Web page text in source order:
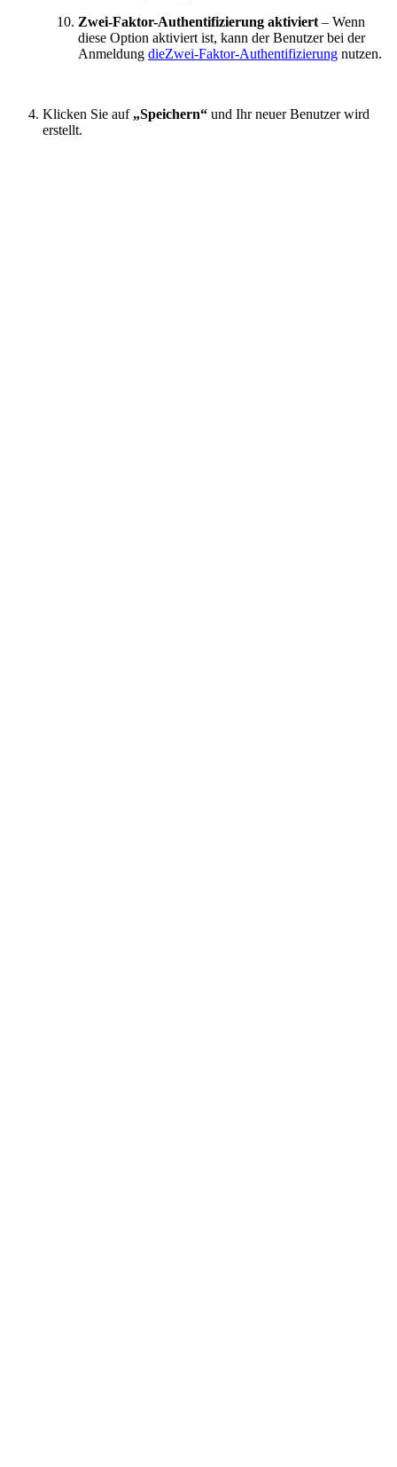
Zwei-Faktor-Authentifizierung aktiviert – Wenn
diese Option aktiviert ist, kann der Benutzer bei der
Anmeldung dieZwei-Faktor-Authentifizierung nutzen.
Klicken Sie auf „Speichern“ und Ihr neuer Benutzer wird
erstellt.